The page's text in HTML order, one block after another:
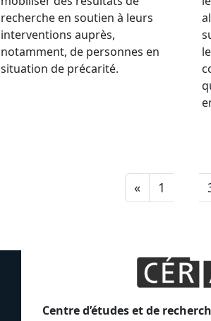
recherche en soutien à leurs
interventions auprès,
notamment, de personnes en
situation de précarité.
« 1
Centre d’études et de